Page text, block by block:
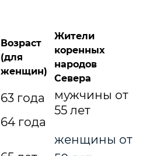
Возраст
(для
женщин)
Жители
коренных
народов
Севера
63 года
мужчины от
55 лет
женщины от
64 года